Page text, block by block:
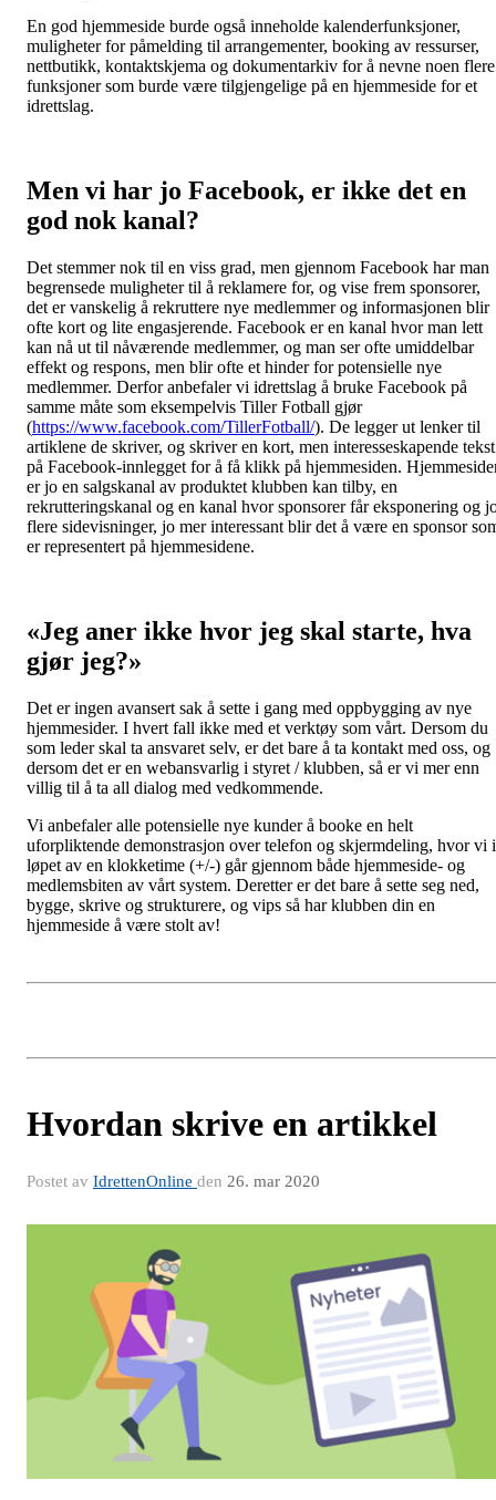
En god hjemmeside burde også inneholde kalenderfunksjoner,
muligheter for påmelding til arrangementer, booking av ressurser,
nettbutikk, kontaktskjema og dokumentarkiv for å nevne noen flere
funksjoner som burde være tilgjengelige på en hjemmeside for et
idrettslag.
Men vi har jo Facebook, er ikke det en
god nok kanal?
Det stemmer nok til en viss grad, men gjennom Facebook har man
begrensede muligheter til å reklamere for, og vise frem sponsorer,
det er vanskelig å rekruttere nye medlemmer og informasjonen blir
ofte kort og lite engasjerende. Facebook er en kanal hvor man lett
kan nå ut til nåværende medlemmer, og man ser ofte umiddelbar
effekt og respons, men blir ofte et hinder for potensielle nye
medlemmer. Derfor anbefaler vi idrettslag å bruke Facebook på
samme måte som eksempelvis Tiller Fotball gjør
(https://www.facebook.com/TillerFotball/). De legger ut lenker til
artiklene de skriver, og skriver en kort, men interesseskapende tekst
på Facebook-innlegget for å få klikk på hjemmesiden.
er jo en salgskanal av produktet klubben kan tilby, en
rekrutteringskanal og en kanal hvor sponsorer får eksponering og
flere sidevisninger, jo mer interessant blir det å være en sponsor
er representert på hjemmesidene.
«Jeg aner ikke hvor jeg skal starte, hva
gjør jeg?»
Det er ingen avansert sak å sette i gang med oppbygging av nye
hjemmesider. I hvert fall ikke med et verktøy som vårt. Dersom du
som leder skal ta ansvaret selv, er det bare å ta kontakt med oss, og
dersom det er en webansvarlig i styret / klubben, så er vi mer enn
villig til å ta all dialog med vedkommende.
Vi anbefaler alle potensielle nye kunder å booke en helt
uforpliktende demonstrasjon over telefon og skjermdeling, hvor vi i
løpet av en klokketime (+/-) går gjennom både hjemmeside- og
medlemsbiten av vårt system. Deretter er det bare å sette seg ned,
bygge, skrive og strukturere, og vips så har klubben din en
hjemmeside å være stolt av!
Hvordan skrive en artikkel
Postet av IdrettenOnline den 26. mar 2020